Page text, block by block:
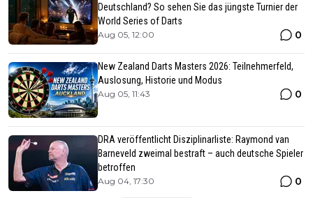
Deutschland? So sehen Sie das jüngste Turnier der
World Series of Darts
Aug 05, 12:00 0
New Zealand Darts Masters 2026: Teilnehmerfeld,
Auslosung, Historie und Modus
Aug 05, 11:43 0
DRA veröffentlicht Disziplinarliste: Raymond van
Barneveld zweimal bestraft – auch deutsche Spieler
betroffen
Aug 04, 17:30 0